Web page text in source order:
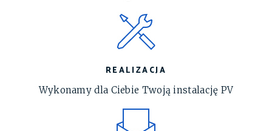
REALIZACJA
Wykonamy dla Ciebie Twoją instalację PV